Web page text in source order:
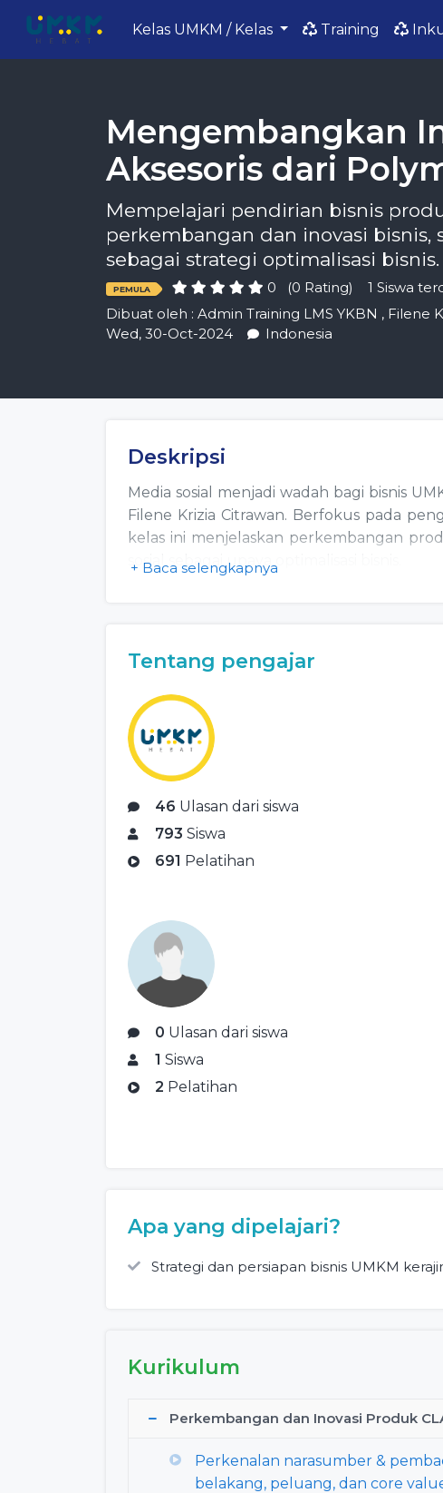
Kelas UMKM / Kelas Training
Mengembangkan
Aksesoris dari
Mempelajari pendirian bisnis
perkembangan dan inovasi bisnis,
sebagai strategi optimalisasi bisnis.
PEMULA 0 (0 Rating)
1 Siswa
Dibuat oleh : Admin Training LMS YKBN , Filene
Wed, 30-Oct-2024
Indonesia
+ Baca selengkapnya
Deskripsi
Media sosial menjadi wadah bagi bisnis
Filene Krizia Citrawan. Berfokus pada
kelas ini menjelaskan perkembangan
sosial sebagai upaya optimalisasi bisnis.
Tentang pengajar
46 Ulasan dari siswa
793 Siswa
691 Pelatihan
0 Ulasan dari siswa
1 Siswa
2 Pelatihan
Apa yang dipelajari?
Strategi dan persiapan bisnis UMKM
Kurikulum
Perkembangan dan Inovasi Produk
Perkenalan narasumber &
belakang, peluang, dan core value